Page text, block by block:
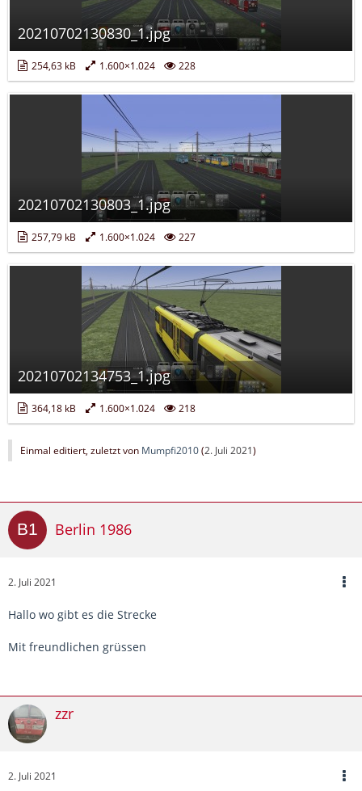
20210702130830_1.jpg
254,63 kB 1.600×1.024 228
20210702130803_1.jpg
257,79 kB 1.600×1.024 227
20210702134753_1.jpg
364,18 kB 1.600×1.024 218
Einmal editiert, zuletzt von Mumpfi2010(2. Juli 2021)
Berlin 1986
2. Juli 2021
Hallo wo gibt es die Strecke
Mit freundlichen grüssen
zzr
2. Juli 2021